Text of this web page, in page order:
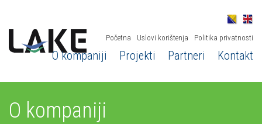
Početna Uslovi korištenja Politika privatnosti
O kompaniji Projekti Partneri Kontakt
O kompaniji